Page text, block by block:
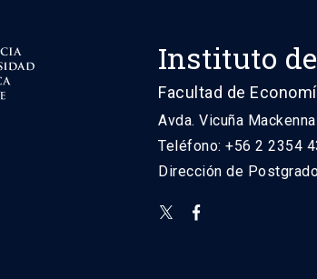
Instituto
Facultad de
Avda. Vicuña
Teléfono: +56 2 2354
Dirección de